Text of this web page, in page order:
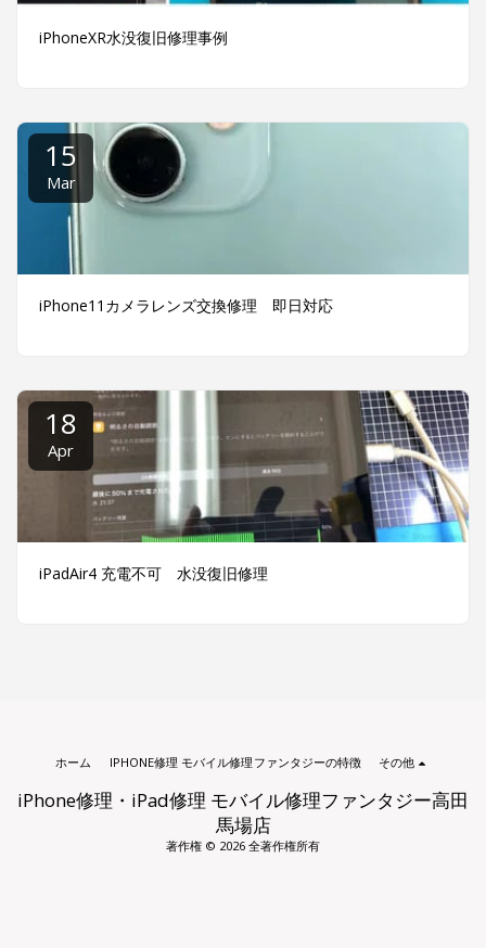
iPhoneXR水没復旧修理事例
15
Mar
iPhone11カメラレンズ交換修理 即日対応
18
Apr
iPadAir4 充電不可 水没復旧修理
iPhone修理・iPad修理 モバイル修理ファンタジー高田
馬場店
著作権 © 2026 全著作権所有
ホーム IPHONE修理 モバイル修理ファンタジーの特徴 その他